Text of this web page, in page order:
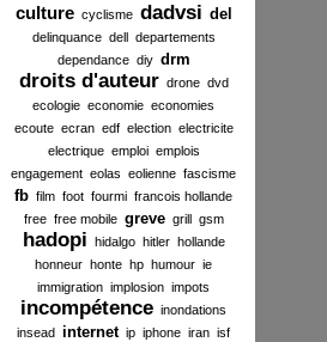
culture cyclisme dadvsi del
delinquance dell departements
dependance diy drm
droits d'auteur drone dvd
ecologie economie economies
ecoute ecran edf election electricite
electrique emploi emplois
engagement eolas eolienne fascisme
fb film foot fourmi francois hollande
free free mobile greve grill gsm
hadopi hidalgo hitler hollande
honneur honte hp humour ie
immigration implosion impots
incompétence inondations
insead internet ip iphone iran isf